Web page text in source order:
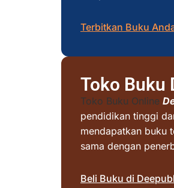
Terbitkan Buku
Toko Buku
Toko Buku Online
pendidikan tinggi
mendapatkan buku
sama dengan
Beli Buku di